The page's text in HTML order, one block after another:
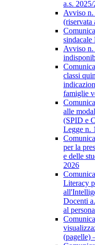
a.s.
Avviso n.
(riservata
Avviso n.
classi
famiglie
alle
(SPID e
Legge n.
per la
e delle
2026
Literacy
Docenti
al
(pagelle)